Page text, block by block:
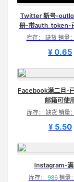
Twitter 新号-
册-带auth_token-
库存： 缺货 销量：
¥ 0.65
Facebook满二月-
邮箱可使
库存： 缺货 销量：
¥ 5.50
Instagram-满
库存： 986销量：